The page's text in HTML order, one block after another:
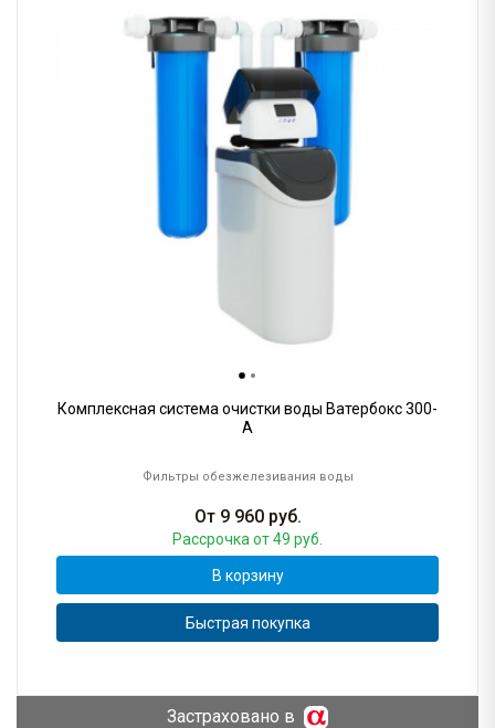
Комплексная система очистки воды Ватербокс 300-
А
Фильтры обезжелезивания воды
От 9 960руб.
Рассрочка от 49 руб.
В корзину
Быстрая покупка
Застраховано в